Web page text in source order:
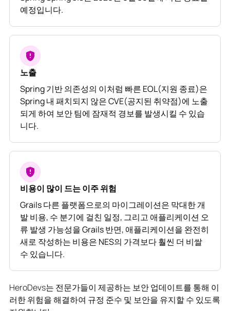
예정입니다.
노출
Spring 기반 의존성의 이처럼 빠른 EOL(지원 종료)은
Spring 내 패치되지 않은 CVE(공지된 취약점)에 노출
되게 하여 보안 팀에 잠재적 경보를 발생시킬 수 있습
니다.
비용이 많이 드는 이주 위험
Grails 다른 플랫폼으로의 마이그레이션은 막대한 개
발 비용, 수 분기에 걸친 일정, 그리고 애플리케이션 오
류 발생 가능성을 Grails 반면, 애플리케이션을 완전히
새로 작성하는 비용은 NES의 가격보다 훨씬 더 비쌀
수 있습니다.
HeroDevs는 전문가들이 제공하는 보안 업데이트를 통해 이
러한 위험을 해결하여 규정 준수 및 보안을 유지할 수 있도록